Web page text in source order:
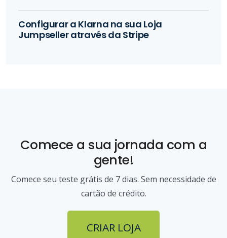
Configurar a Klarna na sua Loja
Jumpseller através da Stripe
Comece a sua jornada com a
gente!
Comece seu teste grátis de 7 dias. Sem necessidade de
cartão de crédito.
CRIAR LOJA